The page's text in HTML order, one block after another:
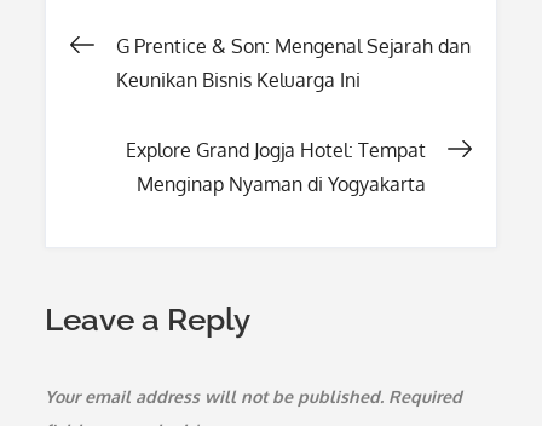
Post
G Prentice & Son: Mengenal Sejarah dan
Keunikan Bisnis Keluarga Ini
Explore Grand Jogja Hotel: Tempat
Menginap Nyaman di Yogyakarta
Leave a Reply
Your email address will not be published. Required